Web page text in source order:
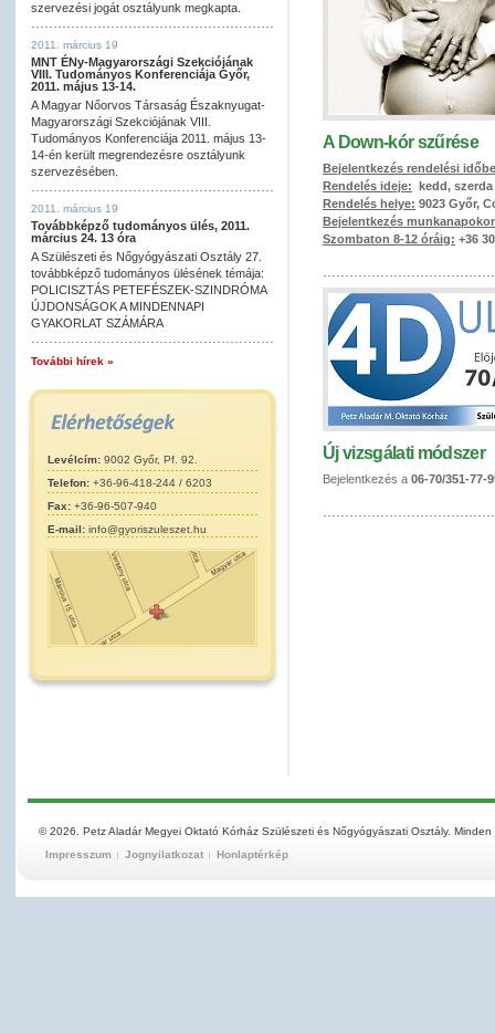
szervezési jogát osztályunk megkapta.
2011. március 19
MNT ÉNy-Magyarországi Szekciójának
VIII. Tudományos Konferenciája Győr,
2011. május 13-14.
A Magyar Nőorvos Társaság Északnyugat-
Magyarországi Szekciójának VIII.
Tudományos Konferenciája 2011. május 13-
14-én került megrendezésre osztályunk
szervezésében.
2011. március 19
Továbbképző tudományos ülés, 2011.
március 24. 13 óra
A Szülészeti és Nőgyógyászati Osztály 27.
továbbképző tudományos ülésének témája:
POLICISZTÁS PETEFÉSZEK-SZINDRÓMA
ÚJDONSÁGOK A MINDENNAPI
GYAKORLAT SZÁMÁRA
További hírek »
Levélcím: 9002 Győr, Pf. 92.
Telefon: +36-96-418-244 / 6203
Fax: +36-96-507-940
E-mail: info@gyoriszuleszet.hu
A Down-kór szűrése
Bejelentkezés rendelési
Rendelés ideje: kedd,
Rendelés helye: 9023 Győr,
Bejelentkezés
Szombaton 8-12 óráig: +36
Új vizsgálati módszer
Bejelentkezés a 06-70/351-77-
© 2026. Petz Aladár Megyei Oktató Kórház Szülészeti és Nőgyógyászati Osztály.
Impresszum
Jognyilatkozat Honlaptérkép